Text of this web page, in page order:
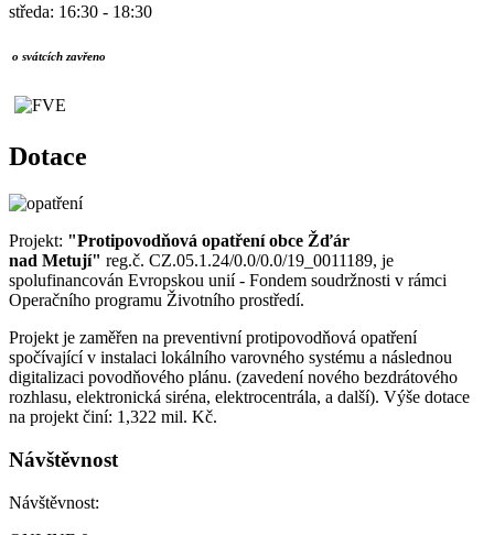
středa: 16:30 - 18:30
o svátcích zavřeno
Dotace
Projekt: "Protipovodňová opatření obce Žďár
nad Metují" reg.č. CZ.05.1.24/0.0/0.0/19_0011189, je
spolufinancován Evropskou unií - Fondem soudržnosti v rámci
Operačního programu Životního prostředí.
Projekt je zaměřen na preventivní protipovodňová opatření
spočívající v instalaci lokálního varovného systému a následnou
digitalizaci povodňového plánu. (zavedení nového bezdrátového
rozhlasu, elektronická siréna, elektrocentrála, a další). Výše dotace
na projekt činí: 1,322 mil. Kč.
Návštěvnost
Návštěvnost: